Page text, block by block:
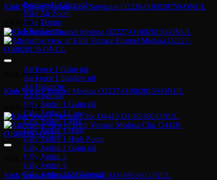
Pegasus 41
Nike Air Zoom
Nike Tempo
Nike Zoomx
Nike Air
Air Force 1
Air Force 1 Shadow nữ
Air Huarache
Air Uptempo
Giày Jordan 1
Giày Jordan 1 Low
Giày Jordan 1 Mid
Giày Jordan 1 High
Giày Jordan 1 High Zoom
Giày Jordan 2
Giày Jordan 3
Giày Jordan 4
Giày Jordan 312
Kính Versace Vintage Icon Navigator O2228-O10028759-ONUL
9,900,000₫
Kính Versace
Kính Versace Enamel Medusa O2227-O10028159-ONUL
9,900,000₫
Kính Versace
Kính Versace Medusa Chic O4410-O1088360-ONUL